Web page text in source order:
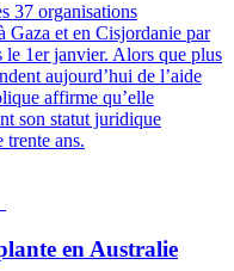
37 organisations
Gaza et en Cisjordanie par
le 1er janvier. Alors que plus
aujourd’hui de l’aide
affirme qu’elle
son statut juridique
trente ans.
en Australie